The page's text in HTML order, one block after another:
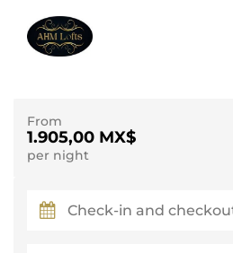
From
1.905,00 MX$
per night